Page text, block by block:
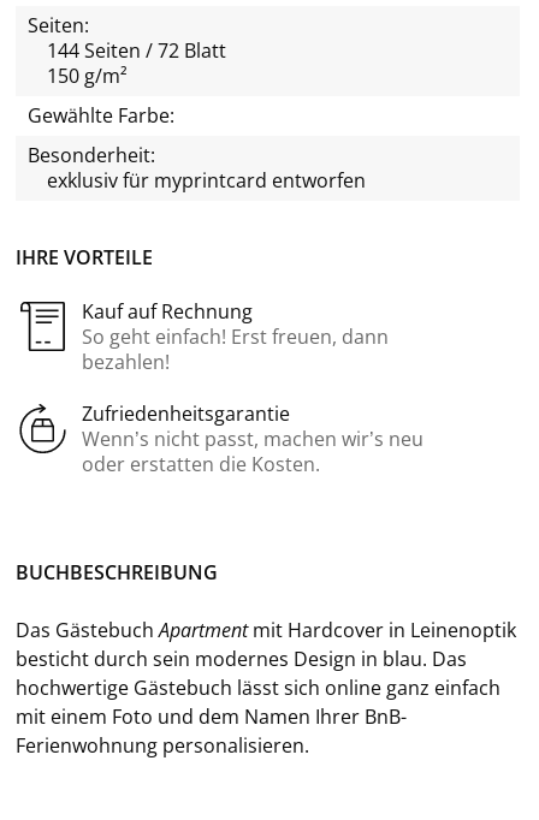
IHRE VORTEILE
Kauf auf Rechnung
So geht einfach! Erst freuen, dann
bezahlen!
Zufriedenheitsgarantie
Wenn’s nicht passt, machen wir’s neu
oder erstatten die Kosten.
Seiten:
144 Seiten / 72 Blatt
150 g/m²
Gewählte Farbe:
Besonderheit:
exklusiv für myprintcard entworfen
BUCH­BE­SCHREI­BUNG
Das Gäs­te­buchApart­mentmit Hard­co­ver in Lei­nen­op­tik
be­sticht durch sein mo­der­nes De­sign in blau. Das
hoch­wer­ti­ge Gäs­te­buch lässt sich on­line ganz ein­fach
mit einem Foto und dem Namen Ihrer BnB-​
Ferienwohnung per­so­na­li­sie­ren.